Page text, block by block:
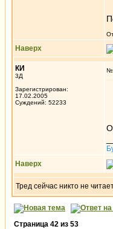
Наверх
КИ
3Д
Зарегистрирован:
17.02.2005
Суждений: 52233
№
Наверх
Тред сейчас никто не
Страница 42 из 53